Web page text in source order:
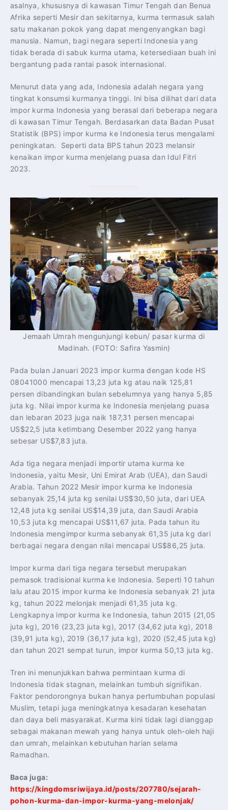
asalnya, khususnya di kawasan Timur Tengah dan Benua
Afrika seperti Mesir dan sekitarnya, kurma termasuk salah
satu makanan pokok yang dapat mengenyangkan bagi
manusia. Namun, bagi negara seperti Indonesia yang
tidak berada di sabuk kurma utama, ketersediaan buah ini
bergantung pada rantai pasok internasional.
Menurut data yang ada, Indonesia adalah negara yang
tingkat konsumsi kurmanya tinggi. Ini bisa dilihat dari data
impor kurma Indonesia yang berasal dari beberapa negara
di kawasan Timur Tengah. Berdasarkan data Badan Pusat
Statistik (BPS) impor kurma ke Indonesia terus mengalami
peningkatan. Seperti data BPS tahun 2023 melansir
kenaikan impor kurma menjelang puasa dan Idul Fitri
2023.
Jemaah Umrah mengunjungi kebun/ pasar kurma di
Madinah. (FOTO: Safira Yasmin)
Pada bulan Januari 2023 impor kurma dengan kode HS
08041000 mencapai 13,23 juta kg atau naik 125,81
persen dibandingkan bulan sebelumnya yang hanya 5,85
juta kg. Nilai impor kurma ke Indonesia menjelang puasa
dan lebaran 2023 juga naik 187,31 persen mencapai
US$22,5 juta ketimbang Desember 2022 yang hanya
sebesar US$7,83 juta.
Ada tiga negara menjadi importir utama kurma ke
Indonesia, yaitu Mesir, Uni Emirat Arab (UEA), dan Saudi
Arabia. Tahun 2022 Mesir impor kurma ke Indonesia
sebanyak 25,14 juta kg senilai US$30,50 juta, dari UEA
12,48 juta kg senilai US$14,39 juta, dan Saudi Arabia
10,53 juta kg mencapai US$11,67 juta. Pada tahun itu
Indonesia mengimpor kurma sebanyak 61,35 juta kg dari
berbagai negara dengan nilai mencapai US$86,25 juta.
Impor kurma dari tiga negara tersebut merupakan
pemasok tradisional kurma ke Indonesia. Seperti 10 tahun
lalu atau 2015 impor kurma ke Indonesia sebanyak 21 juta
kg, tahun 2022 melonjak menjadi 61,35 juta kg.
Lengkapnya impor kurma ke Indonesia, tahun 2015 (21,05
juta kg), 2016 (23,23 juta kg), 2017 (34,62 juta kg), 2018
(39,91 juta kg), 2019 (36,17 juta kg), 2020 (52,45 juta kg)
dan tahun 2021 sempat turun, impor kurma 50,13 juta kg.
Tren ini menunjukkan bahwa permintaan kurma di
Indonesia tidak stagnan, melainkan tumbuh signifikan.
Faktor pendorongnya bukan hanya pertumbuhan populasi
Muslim, tetapi juga meningkatnya kesadaran kesehatan
dan daya beli masyarakat. Kurma kini tidak lagi dianggap
sebagai makanan mewah yang hanya untuk oleh-oleh haji
dan umrah, melainkan kebutuhan harian selama
Ramadhan.
Baca juga:
https://kingdomsriwijaya.id/posts/207780/sejarah-
pohon-kurma-dan-impor-kurma-yang-melonjak/